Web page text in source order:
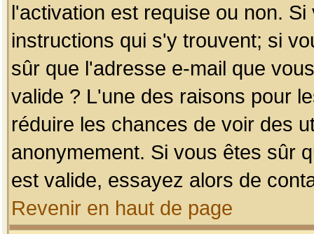
l'activation est requise ou non.
instructions qui s'y trouvent; si
sûr que l'adresse e-mail que
valide ? L'une des raisons pour
réduire les chances de voir des
anonymement. Si vous êtes sûr
est valide, essayez alors de
Revenir en haut de page